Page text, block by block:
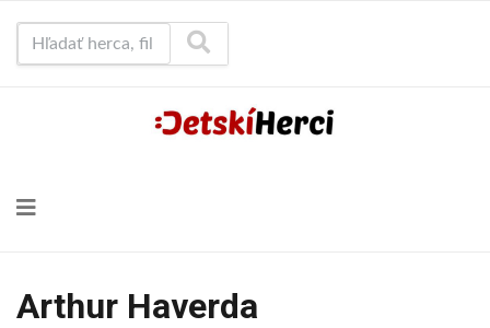
Arthur Haverda